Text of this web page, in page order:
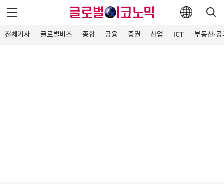
전체기사 글로벌비즈 종합 금융 증권 산업 ICT 부동산·